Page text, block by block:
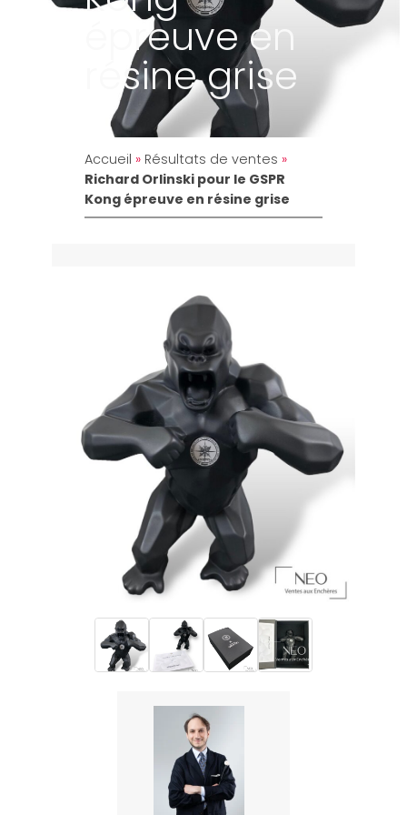
épreuve en
résine grise
Accueil » Résultats de ventes »
Richard Orlinski pour le GSPR
Kong épreuve en résine grise